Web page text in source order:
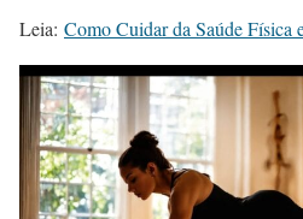
Leia: Como Cuidar da Saúde Física